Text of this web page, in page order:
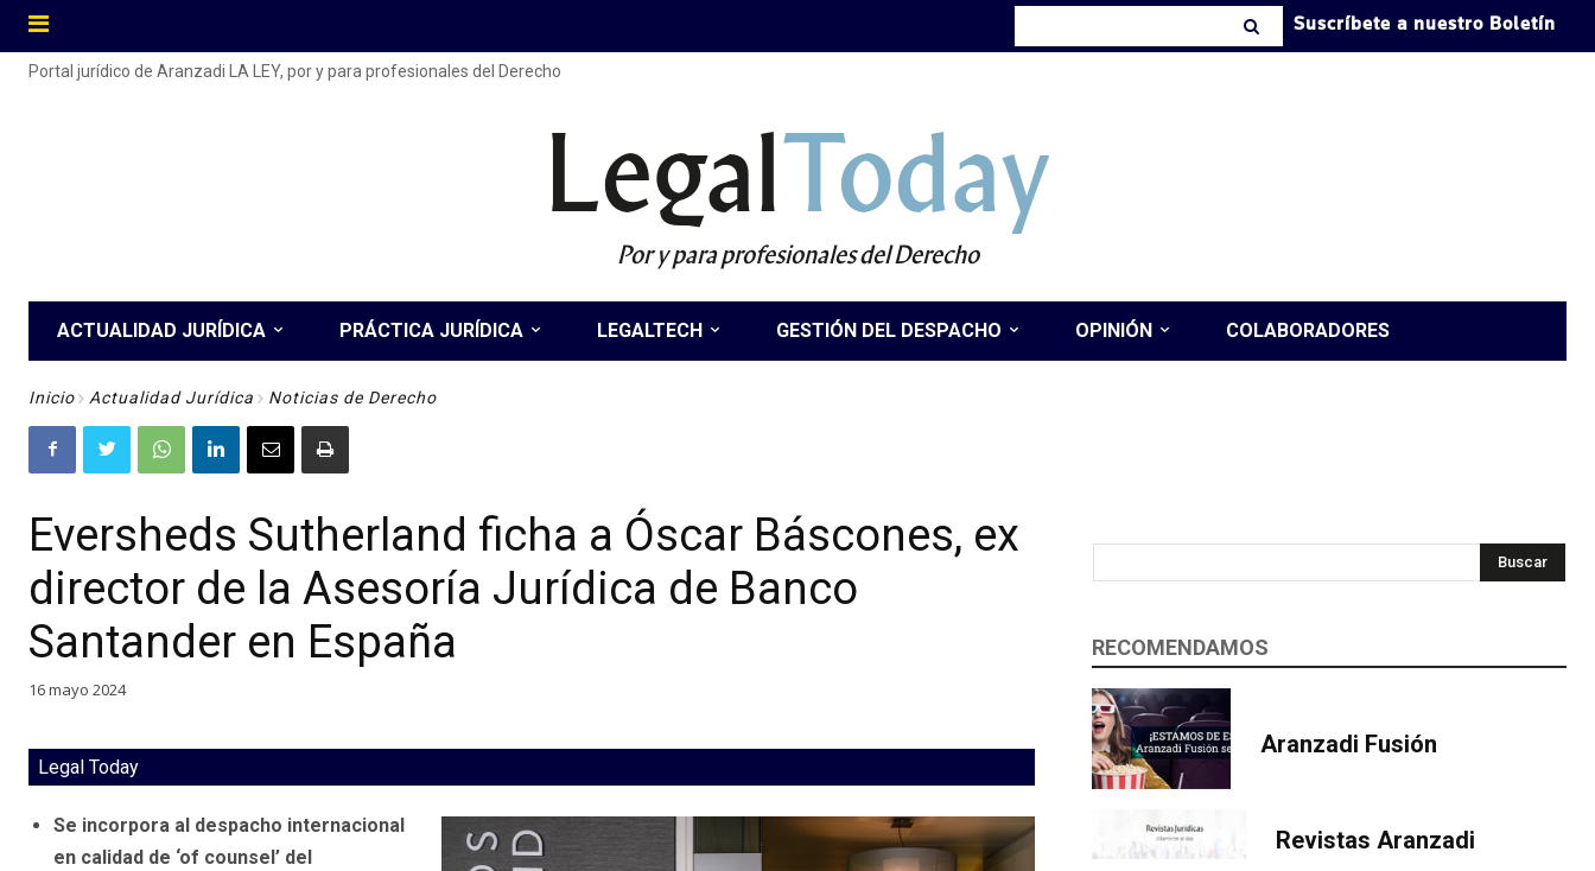
Suscríbete a nuestro Boletín
Portal jurídico de Aranzadi LA LEY, por y para profesionales del Derecho
LegalToday
Por y para profesionales del Derecho
ACTUALIDAD JURÍDICA PRÁCTICA JURÍDICA LEGALTECH GESTIÓN DEL DESPACHO OPINIÓN COLABORADORES
Inicio Actualidad Jurídica Noticias de Derecho
Eversheds Sutherland ficha a Óscar Báscones, ex
director de la Asesoría Jurídica de Banco
Santander en España
16 mayo 2024
Legal Today
Se incorpora al despacho internacional
en calidad de ‘of counsel’ del
Buscar
RECOMENDAMOS
Aranzadi Fusión
Revistas Aranzadi